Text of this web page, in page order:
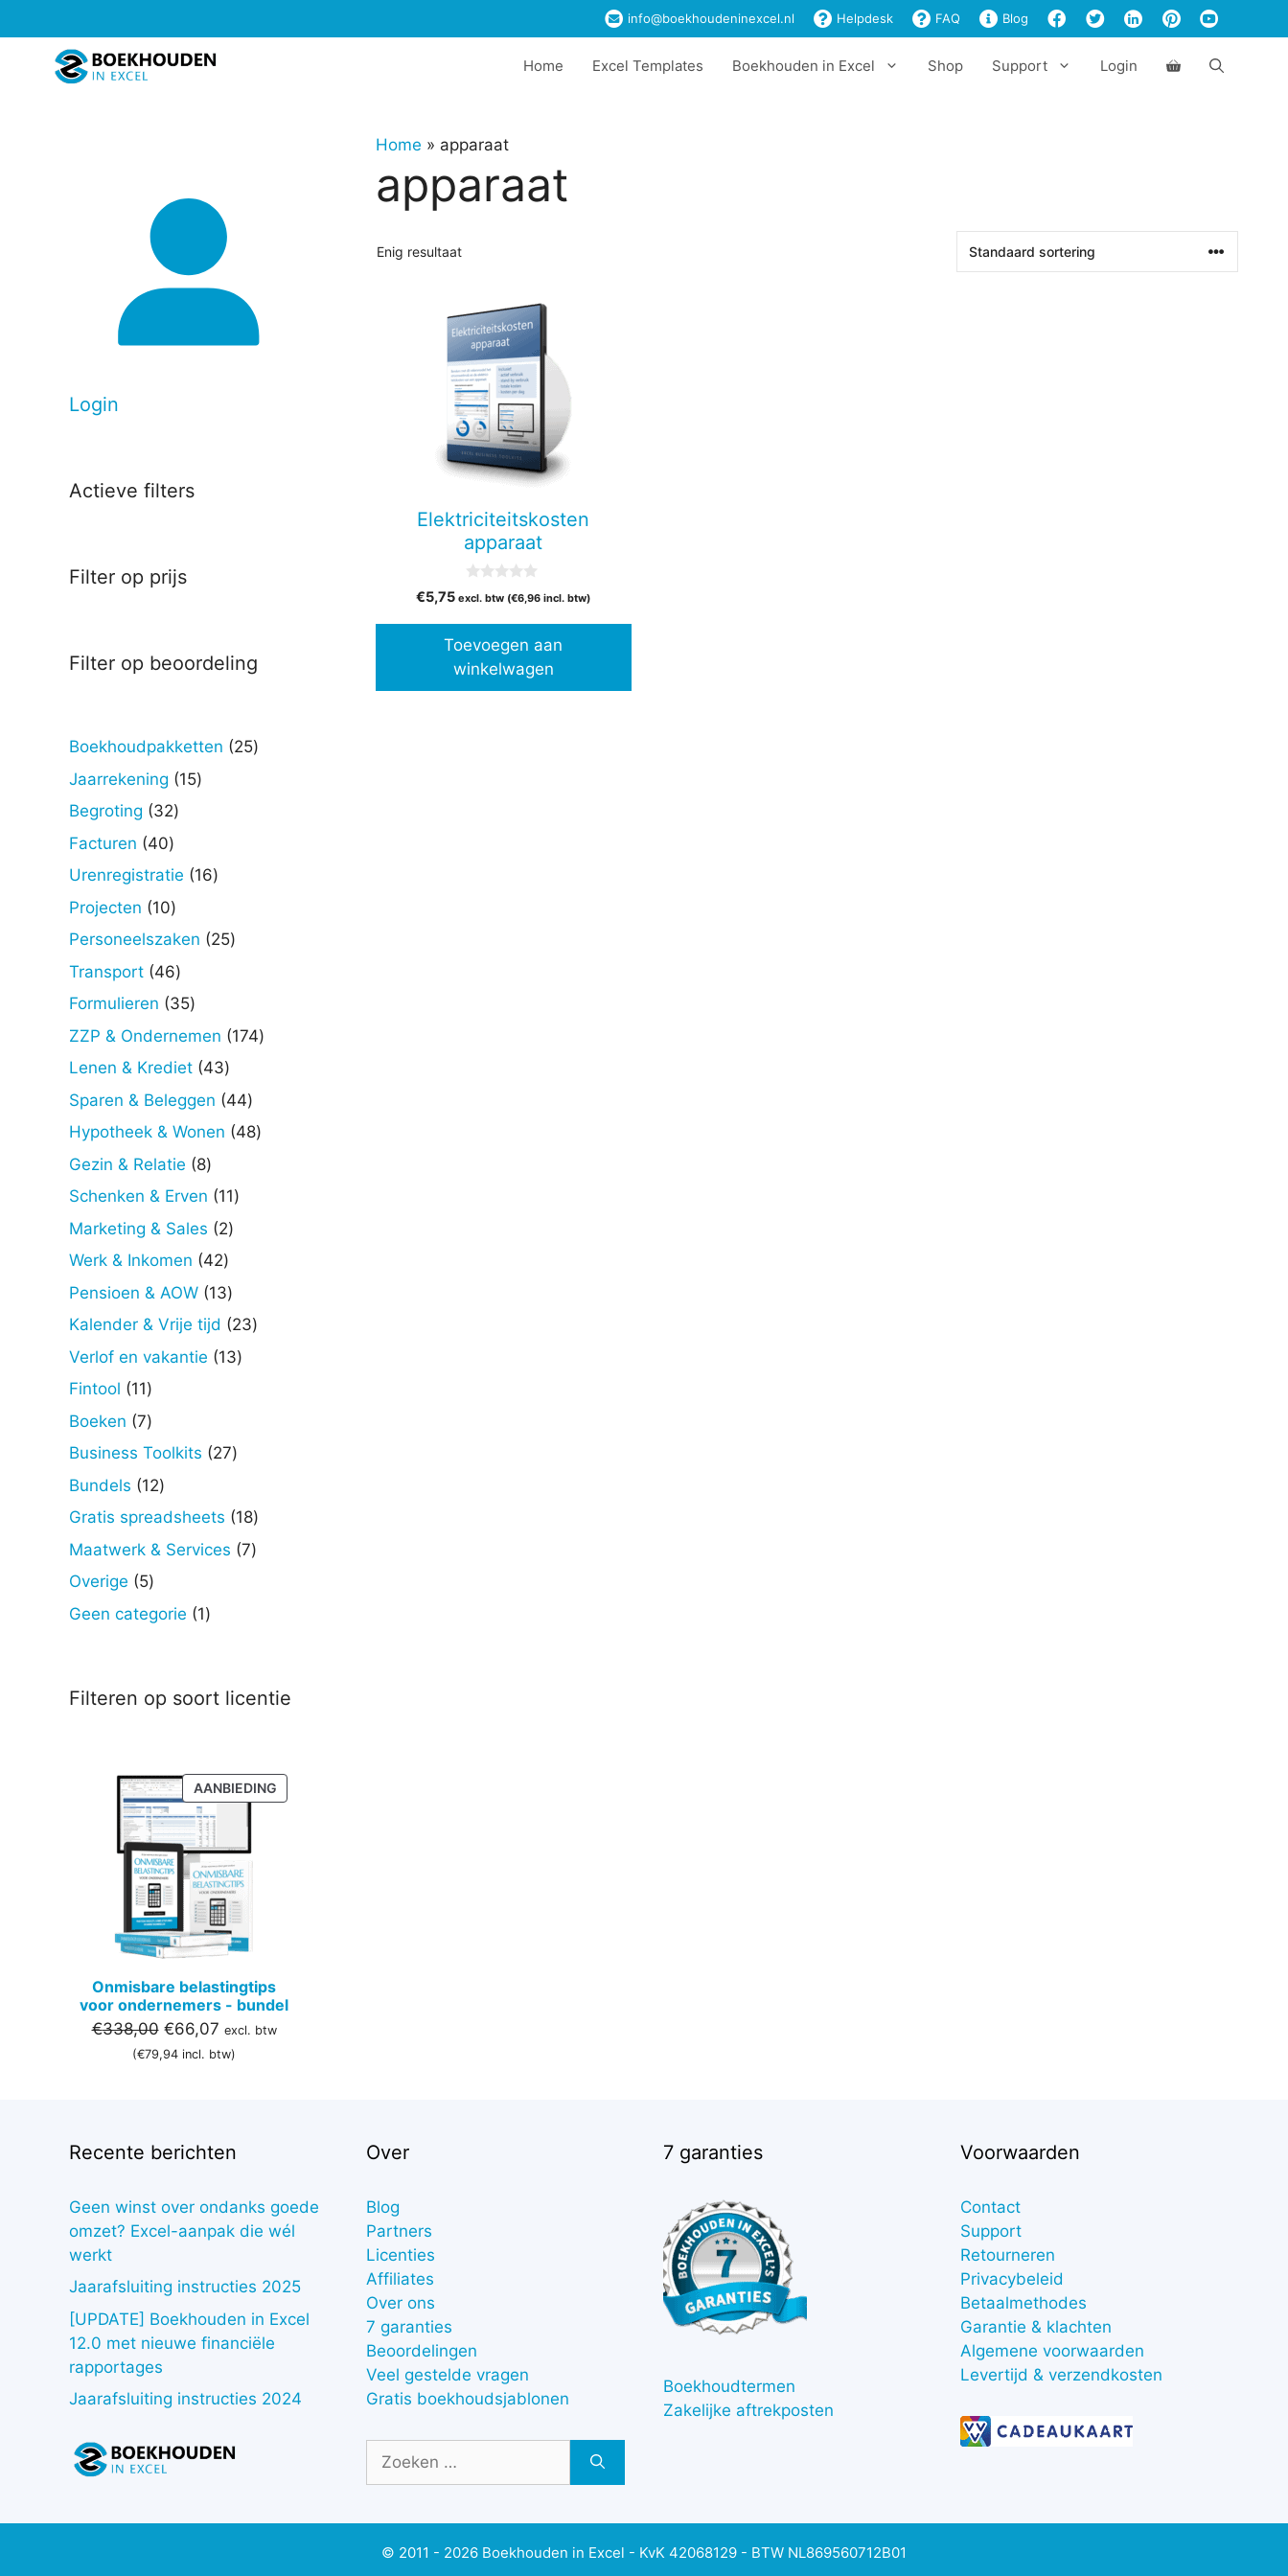
naar
info@boekhoudeninexcel.nl Helpdesk FAQ Blog
Home Excel Templates Boekhouden in Excel Shop Support Login
Home » apparaat
apparaat
Enig resultaat
Elektriciteitskosten
apparaat
v
5
€5,75 excl. btw (€6,96 incl. btw)
Toevoegen aan
winkelwagen
Login
Actieve filters
Filter op prijs
Filter op beoordeling
Boekhoudpakketten 2525
Jaarrekening 1515
Begroting 3232
Facturen 4040
producten
Urenregistratie 1616
Projecten 1010
producten
Personeelszaken 2525
Transport 4646
producten
Formulieren 3535
producten
ZZP & Ondernemen 174174
Lenen & Krediet 4343
producten
Sparen & Beleggen 4444
producten
Hypotheek & Wonen 4848
Gezin & Relatie 88
producten
Schenken & Erven 1111
Marketing & Sales 22
Werk & Inkomen 4242
producten
Pensioen & AOW 1313
producten
Kalender & Vrije tijd 2323
Verlof en vakantie 1313
Fintool 1111
producten
Boeken 77
producten
Business Toolkits 2727
Bundels 1212
producten
Gratis spreadsheets 1818
producten
Maatwerk & Services 77
Overige 55
producten
Geen categorie 11
Filteren op soort licentie
AANBIEDINGPRODUCT
IN
Onmisbare belastingtips
voor ondernemers - bundel
€338,00 Oorspronkelijke
prijs
€66,07Huidige
prijs
excl. btw
(€79,94 incl. btw)
Recente berichten
Geen winst over ondanks goede
omzet? Excel-aanpak die wél
werkt
Jaarafsluiting instructies 2025
[UPDATE] Boekhouden in Excel
12.0 met nieuwe financiële
rapportages
Jaarafsluiting instructies 2024
Over
Blog
Partners
Licenties
Affiliates
Over ons
7 garanties
Beoordelingen
Veel gestelde vragen
Gratis boekhoudsjablonen
naar:
7 garanties
Boekhoudtermen
Zakelijke aftrekposten
Voorwaarden
Contact
Support
Retourneren
Privacybeleid
Betaalmethodes
Garantie & klachten
Algemene voorwaarden
Levertijd & verzendkosten
© 2011 - 2026 Boekhouden in Excel - KvK 42068129 - BTW NL869560712B01